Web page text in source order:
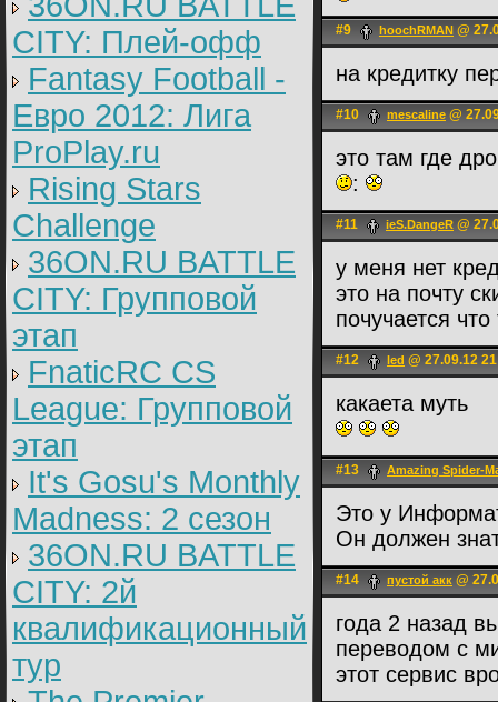
CITY: Плей-офф
Fantasy Football -
Евро 2012: Лига
ProPlay.ru
Rising Stars
Challenge
36ON.RU BATTLE
CITY: Групповой
этап
FnaticRC CS
League: Групповой
этап
It's Gosu's Monthly
Madness: 2 сезон
36ON.RU BATTLE
CITY: 2й
квалификационный
тур
#9 hoochRMAN @
на кредитку
#10 mescaline @
это там где
:
#11 ieS.DangeR @
у меня нет
это на почту
почучается что
#12 led @ 27.09.12
какаета муть
#13 Amazing Spider-
Это у
Он должен
#14 пустой акк @
года 2 назад
переводом с
этот сервис